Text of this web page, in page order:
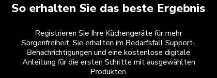
So erhalten Sie das beste Ergebnis
Registrieren Sie Ihre Küchengeräte für mehr
Sorgenfreiheit. Sie erhalten im Bedarfsfall Support-
Benachrichtigungen und eine kostenlose digitale
Anleitung für die ersten Schritte mit ausgewählten
Produkten.